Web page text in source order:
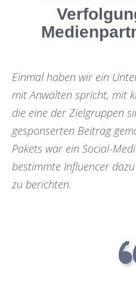
Einmal haben wir ein
mit Anwälten spricht, mit
die eine der Zielgruppen
gesponserten Beitrag
Pakets war ein Social-
bestimmte Influencer
zu berichten.